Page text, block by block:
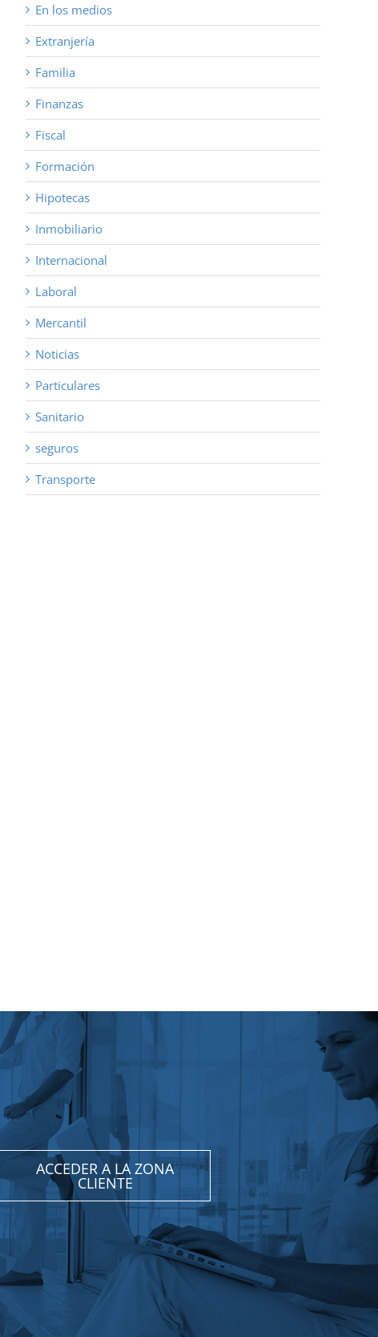
En los medios
Extranjería
Familia
Finanzas
Fiscal
Formación
Hipotecas
Inmobiliario
Internacional
Laboral
Mercantil
Noticias
Particulares
Sanitario
seguros
Transporte
ACCEDER A LA ZONA
CLIENTE